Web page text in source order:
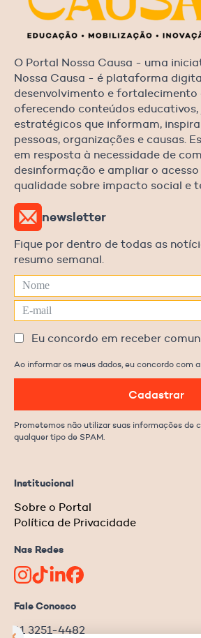
O Portal Nossa Causa - uma
Nossa Causa - é plataforma
desenvolvimento e fortalecimento
oferecendo conteúdos
estratégicos que informam,
pessoas, organizações e causas.
em resposta à necessidade de
desinformação e ampliar o
qualidade sobre impacto social e
Institucional
Sobre o Portal
Política de Privacidade
Nas Redes
Fale Conosco
11 3251-4482
newsletter
Fique por dentro de todas as
resumo semanal.
Eu concordo em receber
Ao informar os meus dados, eu concordo com
Cadastrar
Prometemos não utilizar suas informações de
qualquer tipo de SPAM.